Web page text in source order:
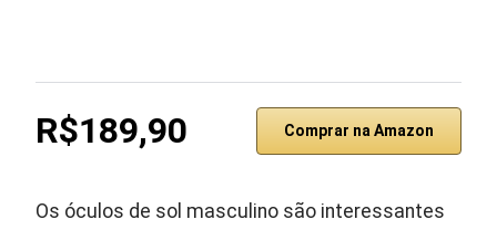
R$189,90 Comprar na Amazon
Os óculos de sol masculino são interessantes